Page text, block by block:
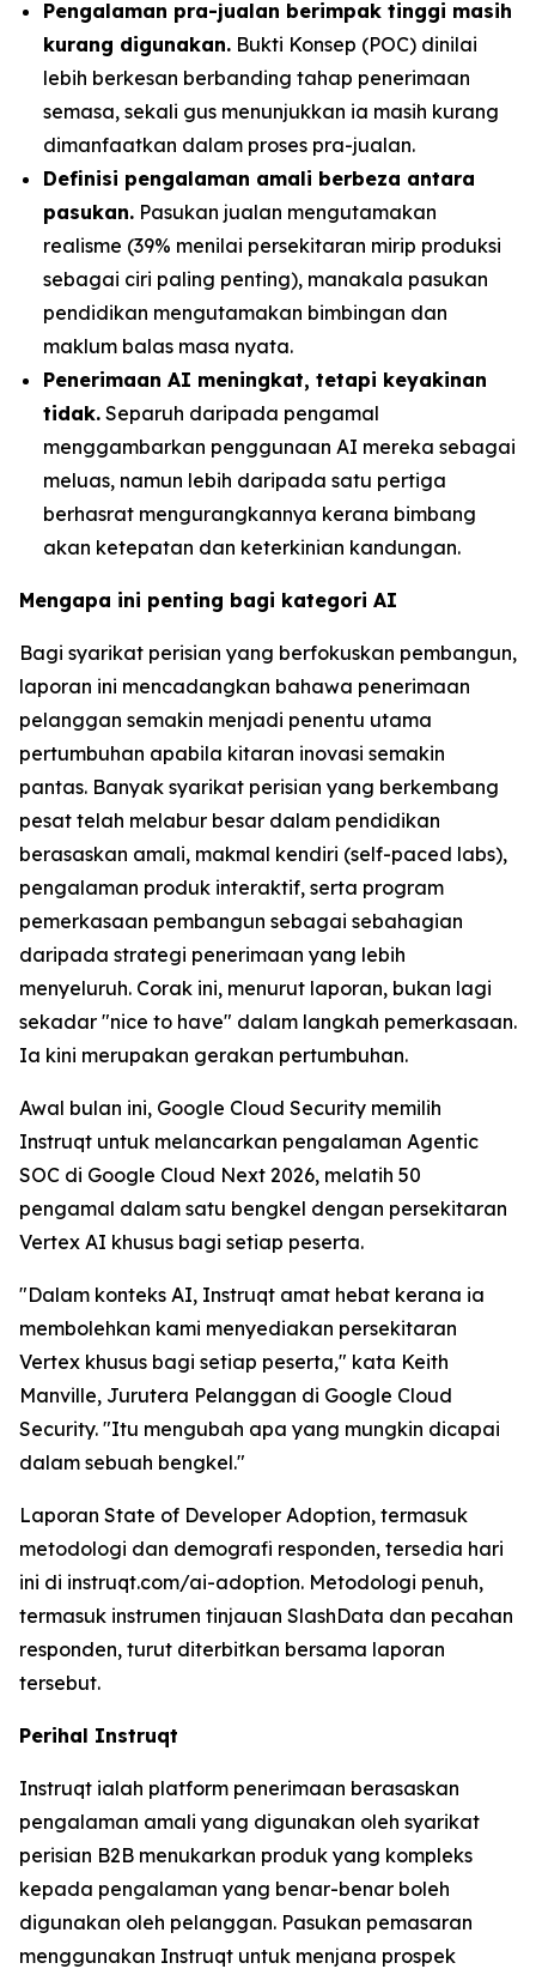
Pengalaman pra-jualan berimpak tinggi masih
kurang digunakan. Bukti Konsep (POC) dinilai
lebih berkesan berbanding tahap penerimaan
semasa, sekali gus menunjukkan ia masih kurang
dimanfaatkan dalam proses pra-jualan.
Definisi pengalaman amali berbeza antara
pasukan. Pasukan jualan mengutamakan
realisme (39% menilai persekitaran mirip produksi
sebagai ciri paling penting), manakala pasukan
pendidikan mengutamakan bimbingan dan
maklum balas masa nyata.
Penerimaan AI meningkat, tetapi keyakinan
tidak. Separuh daripada pengamal
menggambarkan penggunaan AI mereka sebagai
meluas, namun lebih daripada satu pertiga
berhasrat mengurangkannya kerana bimbang
akan ketepatan dan keterkinian kandungan.
Mengapa ini penting bagi kategori AI
Bagi syarikat perisian yang berfokuskan pembangun,
laporan ini mencadangkan bahawa penerimaan
pelanggan semakin menjadi penentu utama
pertumbuhan apabila kitaran inovasi semakin
pantas. Banyak syarikat perisian yang berkembang
pesat telah melabur besar dalam pendidikan
berasaskan amali, makmal kendiri (self-paced labs),
pengalaman produk interaktif, serta program
pemerkasaan pembangun sebagai sebahagian
daripada strategi penerimaan yang lebih
menyeluruh. Corak ini, menurut laporan, bukan lagi
sekadar "nice to have" dalam langkah pemerkasaan.
Ia kini merupakan gerakan pertumbuhan.
Awal bulan ini, Google Cloud Security memilih
Instruqt untuk melancarkan pengalaman Agentic
SOC di Google Cloud Next 2026, melatih 50
pengamal dalam satu bengkel dengan persekitaran
Vertex AI khusus bagi setiap peserta.
"Dalam konteks AI, Instruqt amat hebat kerana ia
membolehkan kami menyediakan persekitaran
Vertex khusus bagi setiap peserta," kata Keith
Manville, Jurutera Pelanggan di Google Cloud
Security. "Itu mengubah apa yang mungkin dicapai
dalam sebuah bengkel."
Laporan State of Developer Adoption, termasuk
metodologi dan demografi responden, tersedia hari
ini di instruqt.com/ai-adoption. Metodologi penuh,
termasuk instrumen tinjauan SlashData dan pecahan
responden, turut diterbitkan bersama laporan
tersebut.
Perihal Instruqt
Instruqt ialah platform penerimaan berasaskan
pengalaman amali yang digunakan oleh syarikat
perisian B2B menukarkan produk yang kompleks
kepada pengalaman yang benar-benar boleh
digunakan oleh pelanggan. Pasukan pemasaran
menggunakan Instruqt untuk menjana prospek